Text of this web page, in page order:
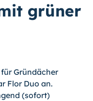
grüner
Gründächer
Flor Duo an.
(sofort)